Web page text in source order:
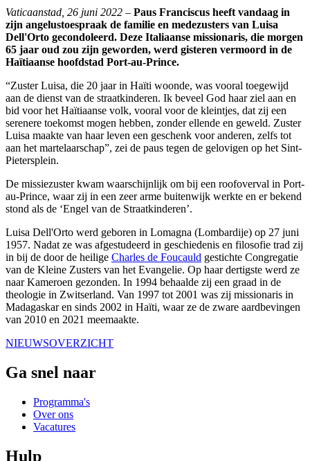
Vaticaanstad, 26 juni 2022 – Paus Franciscus heeft vandaag in
zijn angelustoespraak de familie en medezusters van Luisa
Dell'Orto gecondoleerd. Deze Italiaanse missionaris, die morgen
65 jaar oud zou zijn geworden, werd gisteren vermoord in de
Haïtiaanse hoofdstad Port-au-Prince.
“Zuster Luisa, die 20 jaar in Haïti woonde, was vooral toegewijd
aan de dienst van de straatkinderen. Ik beveel God haar ziel aan en
bid voor het Haïtiaanse volk, vooral voor de kleintjes, dat zij een
serenere toekomst mogen hebben, zonder ellende en geweld. Zuster
Luisa maakte van haar leven een geschenk voor anderen, zelfs tot
aan het martelaarschap”, zei de paus tegen de gelovigen op het Sint-
Pietersplein.
De missiezuster kwam waarschijnlijk om bij een roofoverval in Port-
au-Prince, waar zij in een zeer arme buitenwijk werkte en er bekend
stond als de ‘Engel van de Straatkinderen’.
Luisa Dell'Orto werd geboren in Lomagna (Lombardije) op 27 juni
1957. Nadat ze was afgestudeerd in geschiedenis en filosofie trad zij
in bij de door de heilige Charles de Foucauld gestichte Congregatie
van de Kleine Zusters van het Evangelie. Op haar dertigste werd ze
naar Kameroen gezonden. In 1994 behaalde zij een graad in de
theologie in Zwitserland. Van 1997 tot 2001 was zij missionaris in
Madagaskar en sinds 2002 in Haïti, waar ze de zware aardbevingen
van 2010 en 2021 meemaakte.
NIEUWSOVERZICHT
Ga snel naar
Programma's
Over ons
Vacatures
Hulp